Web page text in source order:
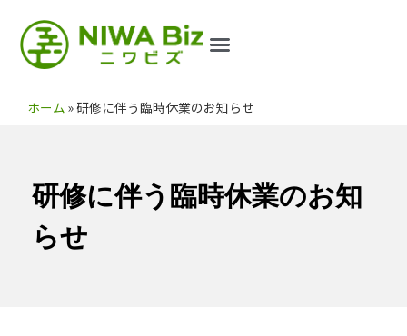
ホーム »研修に伴う臨時休業のお知らせ
研修に伴う臨時休業のお知
らせ